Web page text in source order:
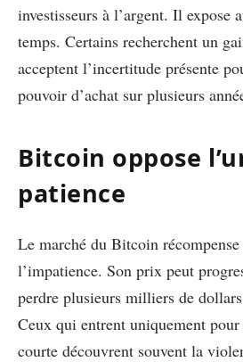
investisseurs à l’argent. Il expose
temps. Certains recherchent un
acceptent l’incertitude présente
pouvoir d’achat sur plusieurs
Bitcoin oppose
patience
Le marché du Bitcoin
l’impatience. Son prix peut
perdre plusieurs milliers de
Ceux qui entrent uniquement pour
courte découvrent souvent la